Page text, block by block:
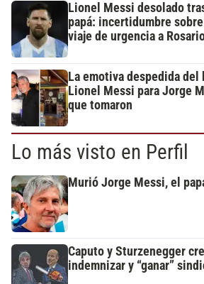
Lionel Messi desolado
papá: incertidumbre
viaje de urgencia a
La emotiva despedida
Lionel Messi para Jorge
que tomaron
Lo más visto en Perfil
Murió Jorge Messi, el
Caputo y Sturzenegger
indemnizar y “ganar”